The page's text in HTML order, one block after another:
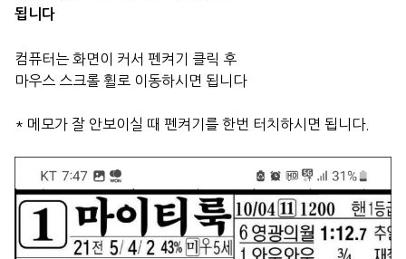
됩니다
컴퓨터는 화면이 커서 펜켜기 클릭 후
마우스 스크롤 휠로 이동하시면 됩니다
* 메모가 잘 안보이실 때 펜켜기를 한번 터치하시면 됩니다.